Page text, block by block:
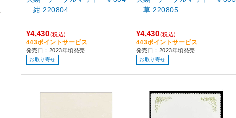
紺 220804
¥4,430(税込)
443ポイントサービス
発売日：2023年頃発売
お取り寄せ
草 220805
¥4,430(税込)
443ポイントサービス
発売日：2023年頃発売
お取り寄せ